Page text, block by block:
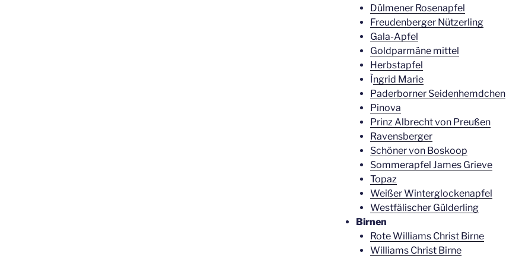
Dülmener Rosenapfel
Freudenberger Nützerling
Gala-Apfel
Goldparmäne mittel
Herbstapfel
Ìngrid Marie
Paderborner Seidenhemdchen
Pinova
Prinz Albrecht von Preußen
Ravensberger
Schöner von Boskoop
Sommerapfel James Grieve
Topaz
Weißer Winterglockenapfel
Westfälischer Gülderling
Birnen
Rote Williams Christ Birne
Williams Christ Birne